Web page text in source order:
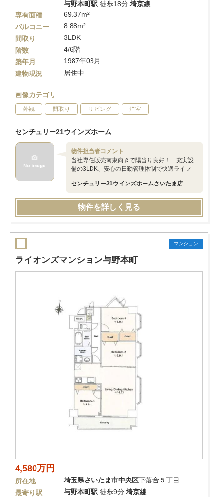
与野本町駅 徒歩18分 埼京線
専有面積
69.37m²
バルコニー
8.88m²
間取り
3LDK
階数
4/6階
築年月
1987年03月
建物現況
居住中
画像カテゴリ
外観 間取り リビング 洋室
センチュリー21ウインズホーム
物件担当者コメント
当社専任販売南東向きで陽当り良好！ 充実設
備の3LDK、安心の日勤管理体制で快適ライフ
センチュリー21ウインズホームさいたま店
物件を詳しく見る
マンション
ライオンズマンション与野本町
4,580万円
所在地 埼玉県さいたま市中央区下落合５丁目
最寄り駅
与野本町駅 徒歩9分 埼京線